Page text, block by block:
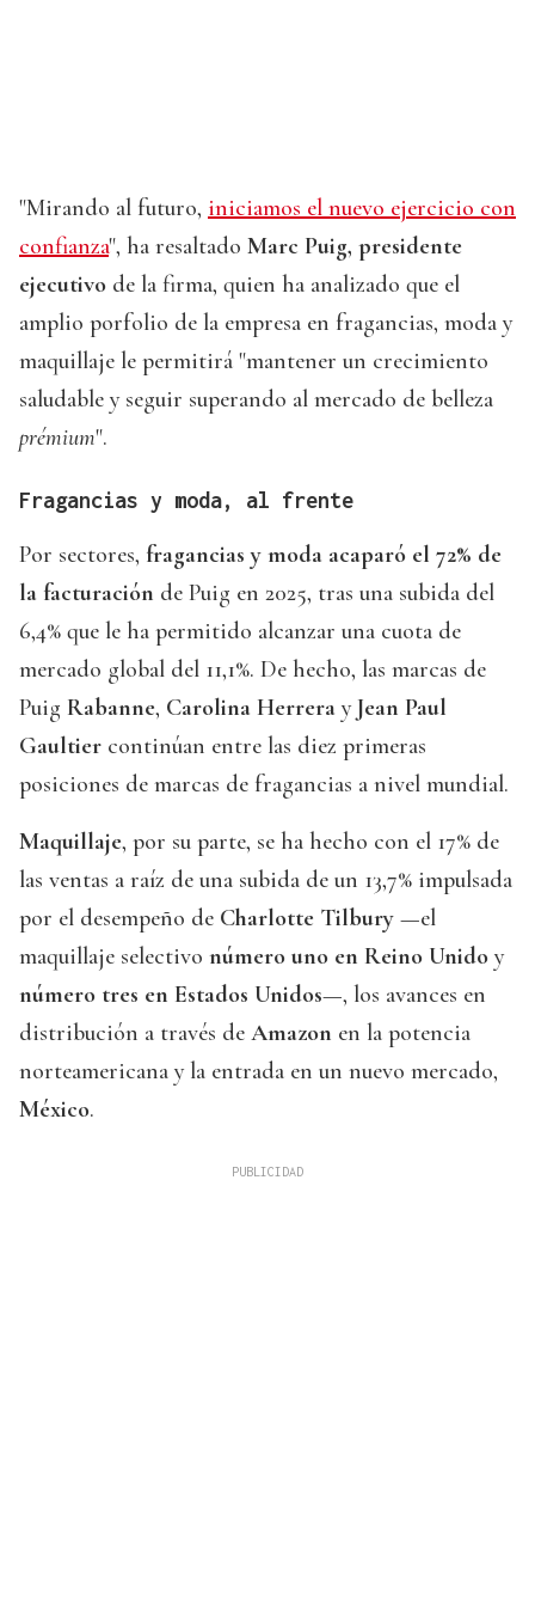
"Mirando al futuro, iniciamos el nuevo ejercicio con
confianza", ha resaltado Marc Puig, presidente
ejecutivo de la firma, quien ha analizado que el
amplio porfolio de la empresa en fragancias, moda y
maquillaje le permitirá "mantener un crecimiento
saludable y seguir superando al mercado de belleza
prémium".
Fragancias y moda, al frente
Por sectores, fragancias y moda acaparó el 72% de
la facturación de Puig en 2025, tras una subida del
6,4% que le ha permitido alcanzar una cuota de
mercado global del 11,1%. De hecho, las marcas de
Puig Rabanne, Carolina Herrera yJean Paul
Gaultier continúan entre las diez primeras
posiciones de marcas de fragancias a nivel mundial.
Maquillaje, por su parte, se ha hecho con el 17% de
las ventas a raíz de una subida de un 13,7% impulsada
por el desempeño de Charlotte Tilbury —el
maquillaje selectivo número uno en Reino Unido y
número tres en Estados Unidos—, los avances en
distribución a través de Amazon en la potencia
norteamericana y la entrada en un nuevo mercado,
México.